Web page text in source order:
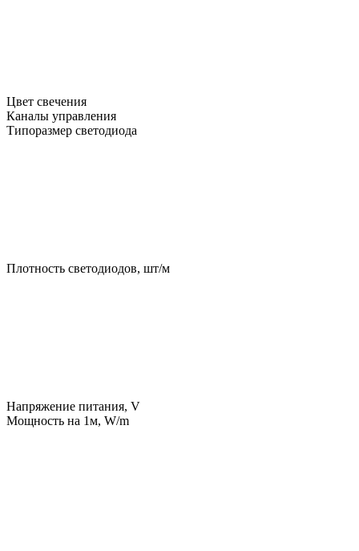
Цвет свечения
Каналы управления
Типоразмер светодиода
Плотность светодиодов, шт/м
Напряжение питания, V
Мощность на 1м, W/m